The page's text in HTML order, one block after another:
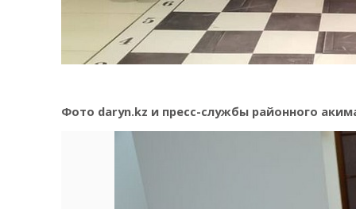
Фото daryn.kz и пресс-службы районного